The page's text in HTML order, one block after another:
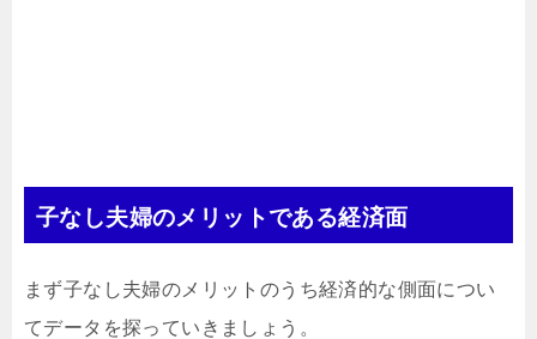
子なし夫婦のメリットである経済面
まず子なし夫婦のメリットのうち経済的な側面につい
てデータを探っていきましょう。